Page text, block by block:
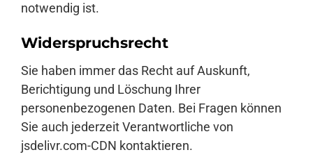
notwendig ist.
Widerspruchsrecht
Sie haben immer das Recht auf Auskunft,
Berichtigung und Löschung Ihrer
personenbezogenen Daten. Bei Fragen können
Sie auch jederzeit Verantwortliche von
jsdelivr.com-CDN kontaktieren.